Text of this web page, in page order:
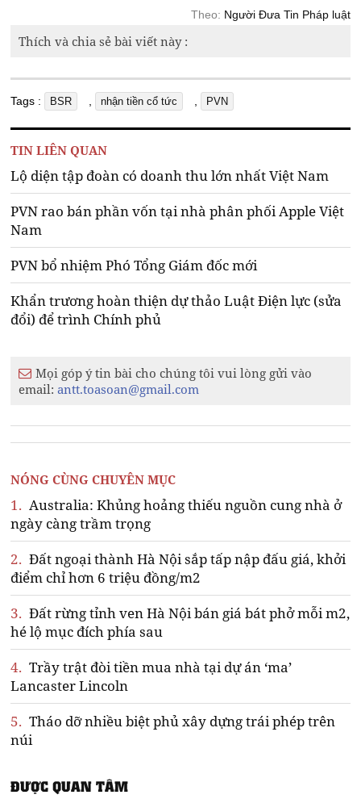
Theo: Người Đưa Tin Pháp luật
Thích và chia sẻ bài viết này :
Tags : BSR nhận tiền cổ tức PVN
TIN LIÊN QUAN
Lộ diện tập đoàn có doanh thu lớn nhất Việt Nam
PVN rao bán phần vốn tại nhà phân phối Apple Việt
Nam
PVN bổ nhiệm Phó Tổng Giám đốc mới
Khẩn trương hoàn thiện dự thảo Luật Điện lực (sửa
đổi) để trình Chính phủ
Mọi góp ý tin bài cho chúng tôi vui lòng gửi vào
email:antt.toasoan@gmail.com
NÓNG CÙNG CHUYÊN MỤC
1. Australia: Khủng hoảng thiếu nguồn cung nhà ở
ngày càng trầm trọng
2. Đất ngoại thành Hà Nội sắp tấp nập đấu giá, khởi
điểm chỉ hơn 6 triệu đồng/m2
3. Đất rừng tỉnh ven Hà Nội bán giá bát phở mỗi m2,
hé lộ mục đích phía sau
4. Trầy trật đòi tiền mua nhà tại dự án ‘ma’
Lancaster Lincoln
5. Tháo dỡ nhiều biệt phủ xây dựng trái phép trên
núi
ĐƯỢC QUAN TÂM